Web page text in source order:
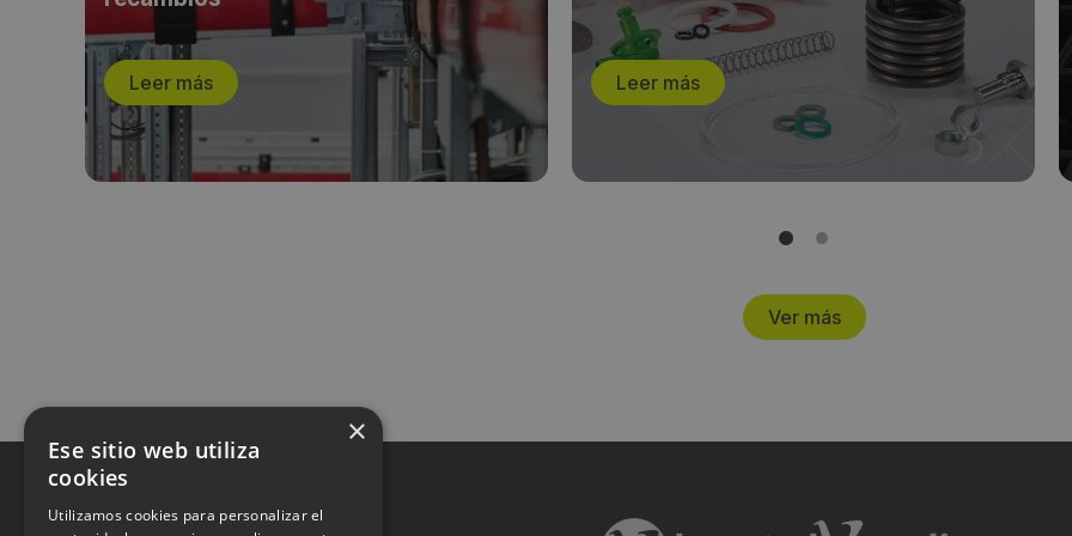
Leer más Leer más
Ver más
×
Ese sitio web utiliza
cookies
Utilizamos cookies para personalizar el